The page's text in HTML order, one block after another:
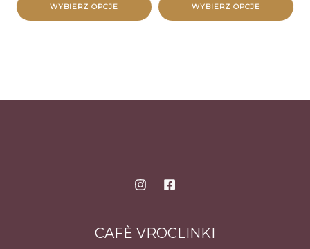
WYBIERZ OPCJE WYBIERZ OPCJE
CAFÈ VROCLINKI